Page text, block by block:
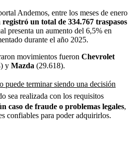
Andemos, entre los meses de enero
un total de 334.767 traspasos
presenta un aumento del 6,5% en
durante el año 2025.
movimientos fueron Chevrolet
y Mazda (29.618).
puede terminar siendo una decisión
sea realizada con los requisitos
caso de fraude o problemas legales,
confiables para poder adquirirlos.